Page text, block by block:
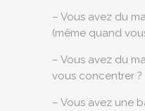
– Vous avez du
(même quand
– Vous avez du
vous concentrer ?
– Vous avez une